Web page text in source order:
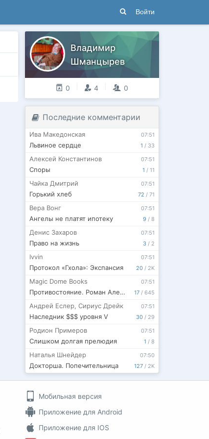
Войти
Владимир
Шманцырев
0 4 0
Последние комментарии
1 / 33
07:51
Ива Македонская
Львиное сердце
1 / 11
07:51
Алексей Константинов
Споры
72 / 71
07:51
Чайка Дмитрий
Горький хлеб
9 / 8
07:51
Вера Вонг
Ангелы не платят ипотеку
3 / 2
07:51
Денис Захаров
Право на жизнь
20 / 2K
07:51
Ivvin
Протокол «Гхола»: Экспансия
17 / 645
07:51
Magic Dome Books
Противостояние. Роман Алексея Осадчука
30 / 29
07:51
Андрей Еслер, Сириус Дрейк
Наследник $$$ уровня V
1 / 8
07:51
Родион Примеров
Слишком долгая прелюдия
127 / 2K
07:50
Наталья Шнейдер
Докторша. Попечительница
Мобильная версия
Приложение для Android
Приложение для IOS